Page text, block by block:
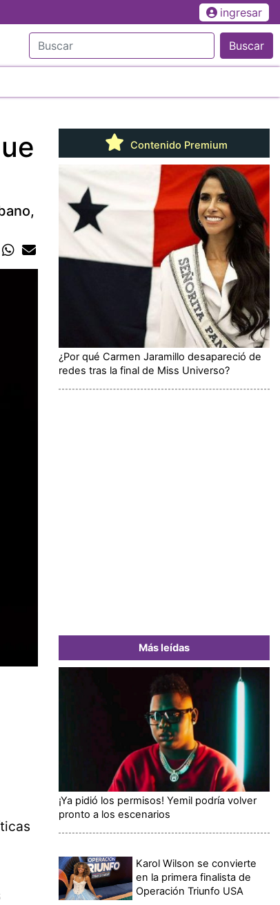
ingresar
Buscar
Contenido Premium
¿Por qué Carmen Jaramillo desapareció de
redes tras la final de Miss Universo?
Más leídas
¡Ya pidió los permisos! Yemil podría volver
pronto a los escenarios
Karol Wilson se convierte
en la primera finalista de
Operación Triunfo USA